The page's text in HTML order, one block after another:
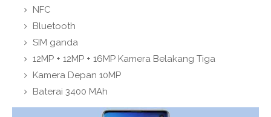
NFC
Bluetooth
SIM ganda
12MP + 12MP + 16MP Kamera Belakang Tiga
Kamera Depan 10MP
Baterai 3400 MAh